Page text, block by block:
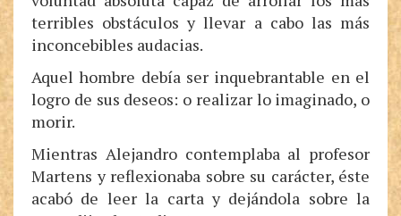
terribles obstáculos y llevar a cabo las más
inconcebibles audacias.
Aquel hombre debía ser inquebrantable en el
logro de sus deseos: o realizar lo imaginado, o
morir.
Mientras Alejandro contemplaba al profesor
Martens y reflexionaba sobre su carácter, éste
acabó de leer la carta y dejándola sobre la